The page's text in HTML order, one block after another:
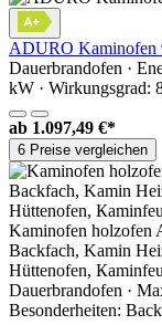
ADURO Kaminofen
Dauerbrandofen ·
kW · Wirkungsgrad:
ab 1.097,49 €*
6 Preise vergleichen
Kaminofen holzofen
Backfach, Kamin
Hüttenofen,
Dauerbrandofen ·
Besonderheiten: